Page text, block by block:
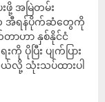
ဖို့ အမြဲတမ်း
က အီရန်ပိုက်ဆံတွေကို
တာဟာ နှစ်နိုင်ငံ
ပိုပြီး ပျက်ပြား
လို့ သုံးသပ်ထားပါ